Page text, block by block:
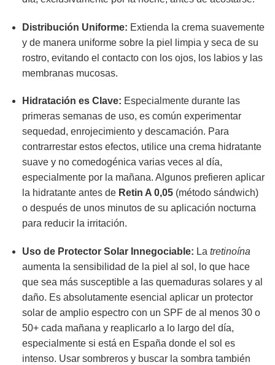
Distribución Uniforme: Extienda la crema suavemente
y de manera uniforme sobre la piel limpia y seca de su
rostro, evitando el contacto con los ojos, los labios y las
membranas mucosas.
Hidratación es Clave: Especialmente durante las
primeras semanas de uso, es común experimentar
sequedad, enrojecimiento y descamación. Para
contrarrestar estos efectos, utilice una crema hidratante
suave y no comedogénica varias veces al día,
especialmente por la mañana. Algunos prefieren aplicar
la hidratante antes de Retin A 0,05(método sándwich)
o después de unos minutos de su aplicación nocturna
para reducir la irritación.
Uso de Protector Solar Innegociable: La tretinoína
aumenta la sensibilidad de la piel al sol, lo que hace
que sea más susceptible a las quemaduras solares y al
daño. Es absolutamente esencial aplicar un protector
solar de amplio espectro con un SPF de al menos 30 o
50+ cada mañana y reaplicarlo a lo largo del día,
especialmente si está en España donde el sol es
intenso. Usar sombreros y buscar la sombra también